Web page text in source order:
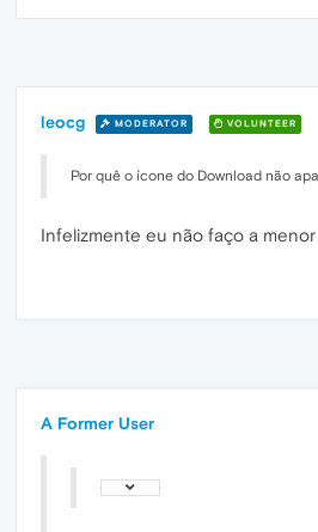
leocg MODERATOR VOLUNTEER
Por quê o ícone do Download não
Infelizmente eu não faço a
A Former User